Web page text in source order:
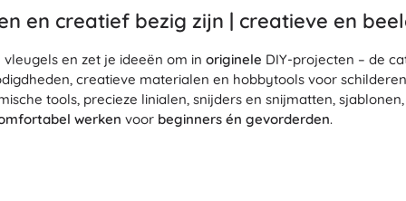
Diffusers en geuren
Opbergen en organiseren van wasgoed
Verlichting
Bescherming en veiligheid
Thermometers en weerstations
+ Meer tonen
Drones
Projectoren
Elektrische voertuigen
Naaien en haken
Wandeluitrusting
Vissen
Paddenstoelen plukken
Reizen
Honden
Vogels
Knaagdieren
en creatief bezig zijn | creatieve en
en zet je ideeën om in originele DIY-projecten – de
creatieve materialen en hobbytools voor
tools, precieze linialen, snijders en snijmatten,
werken voor beginners én gevorderden.
voor elke stijl: acryl-, aquarel- en plakkaatverf,
en synthetische vezels, paletten; papier en karton in